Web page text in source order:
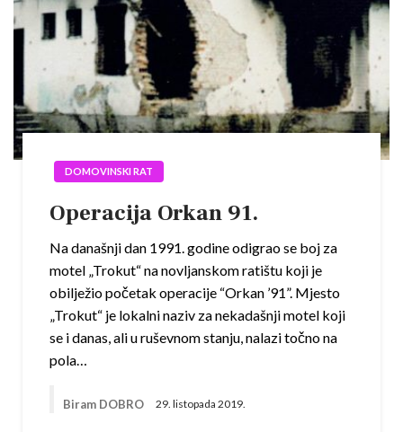
DOMOVINSKI RAT
Operacija Orkan 91.
Na današnji dan 1991. godine odigrao se boj za
motel „Trokut“ na novljanskom ratištu koji je
obilježio početak operacije “Orkan ’91”. Mjesto
„Trokut“ je lokalni naziv za nekadašnji motel koji
se i danas, ali u ruševnom stanju, nalazi točno na
pola…
Biram DOBRO 29. listopada 2019.